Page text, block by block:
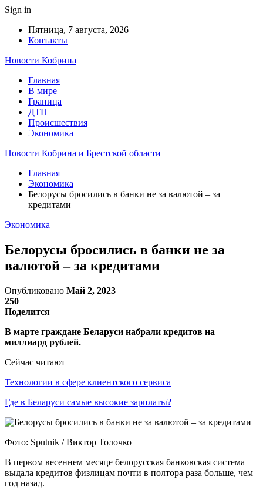
Sign in
Пятница, 7 августа, 2026
Контакты
Новости Кобрина
Главная
В мире
Граница
ДТП
Происшествия
Экономика
Новости Кобрина и Брестской области
Главная
Экономика
Белорусы бросились в банки не за валютой – за
кредитами
Экономика
Белорусы бросились в банки не за
валютой – за кредитами
Опубликовано Май 2, 2023
250
Поделится
В марте граждане Беларуси набрали кредитов на
миллиард рублей.
Сейчас читают
Технологии в сфере клиентского сервиса
Где в Беларуси самые высокие зарплаты?
Фото: Sputnik / Виктор Толочко
В первом весеннем месяце белорусская банковская система
выдала кредитов физлицам почти в полтора раза больше, чем
год назад.